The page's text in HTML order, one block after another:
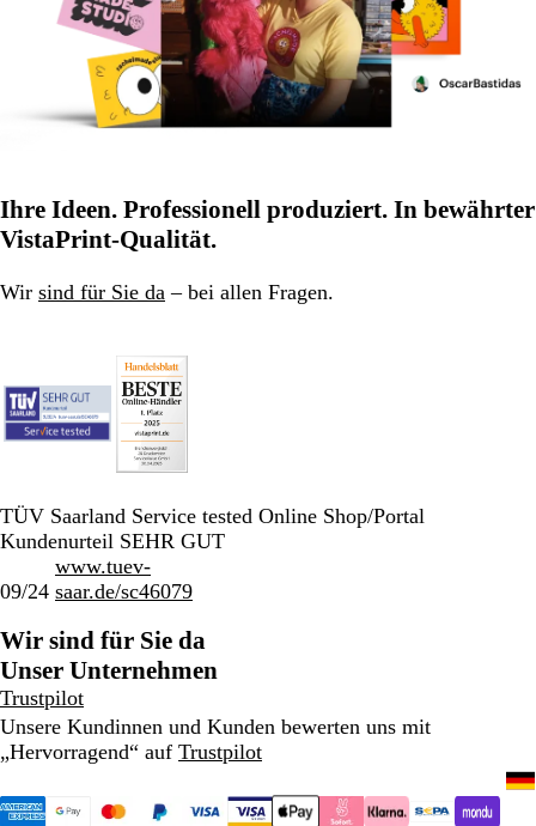
Ihre Ideen. Professionell produziert. In bewährter
VistaPrint-Qualität.
Wir sind für Sie da – bei allen Fragen.
TÜV Saarland Service tested Online Shop/Portal
Kundenurteil SEHR GUT
09/24
www.tuev-
saar.de/sc46079
Wir sind für Sie da
Unser Unternehmen
Trustpilot
Unsere Kundinnen und Kunden bewerten uns mit
„Hervorragend“ auf Trustpilot